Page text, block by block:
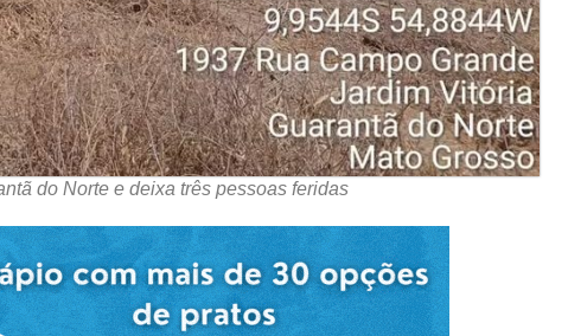
do Norte e deixa três pessoas feridas